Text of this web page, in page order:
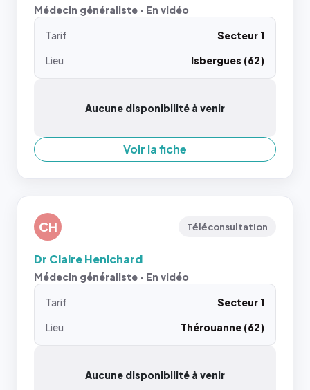
Médecin généraliste · En vidéo
Tarif
Secteur 1
Lieu
Isbergues (62)
Aucune disponibilité à venir
Voir la fiche
CH Téléconsultation
Dr Claire Henichard
Médecin généraliste · En vidéo
Tarif
Secteur 1
Lieu
Thérouanne (62)
Aucune disponibilité à venir